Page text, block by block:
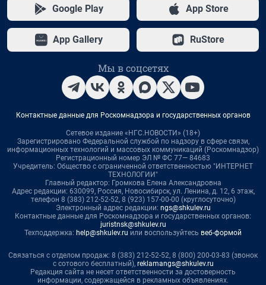
Google Play App Store
App Gallery RuStore
Мы в соцсетях
Контактные данные для Роскомнадзора и государственных органов
Сетевое издание «НГС.НОВОСТИ» (18+)
Зарегистрировано Федеральной службой по надзору в сфере связи,
информационных технологий и массовых коммуникаций (Роскомнадзор)
Регистрационный номер ЭЛ № ФС 77— 84683
Учредитель: Общество с ограниченной ответственностью "ИНТЕРНЕТ
ТЕХНОЛОГИИ"
Главный редактор: Громкова Елена Александровна
Адрес редакции: 630099, Россия, Новосибирск, ул. Ленина, д. 12, 6 этаж,
телефон 8 (383) 212-52-52, 8 (923) 157-00-00 (круглосуточно)
Электронный адрес редакции: ngs@shkulev.ru
Контактные данные для Роскомнадзора и государственных органов:
juristnsk@shkulev.ru
Техподдержка: help@shkulev.ru или воспользуйтесь веб-формой
Связаться с отделом продаж: 8 (383) 212-52-52, 8 (800) 200-03-83 (звонок
с сотового бесплатный), reklamangs@shkulev.ru
Редакция сайта не несет ответственности за достоверность
информации, содержащейся в рекламных объявлениях.